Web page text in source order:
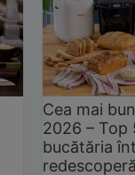
Cea mai
2026 –
bucătăria